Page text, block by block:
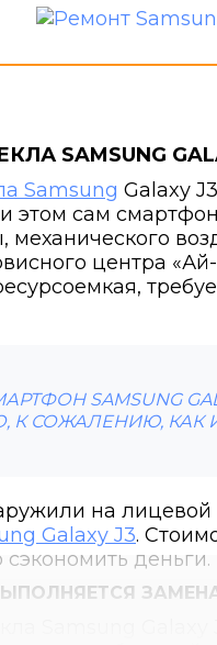
SAMSUNG
Samsung Galaxy
этом сам
механического
центра
SAMSUNG
К СОЖАЛЕНИЮ, КАК
на
Galaxy J3.
деньги.
ЗАМЕНА